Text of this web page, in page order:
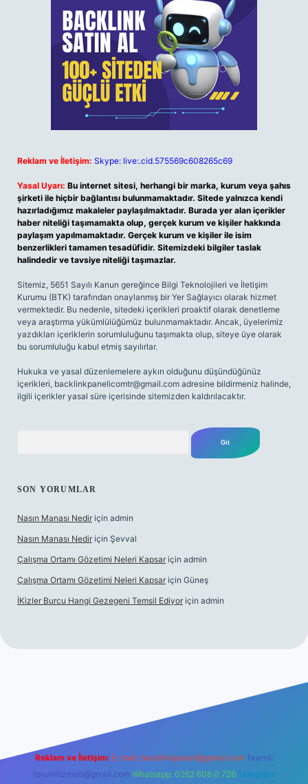
Reklam ve İletişim: Skype: live:.cid.575569c608265c69
Yasal Uyarı: Bu internet sitesi, herhangi bir marka, kurum veya şahıs
şirketi ile hiçbir bağlantısı bulunmamaktadır. Sitede yalnızca kendi
hazırladığımız makaleler paylaşılmaktadır. Burada yer alan içerikler
haber niteliği taşımamakta olup, gerçek kurum ve kişiler hakkında
paylaşım yapılmamaktadır. Gerçek kurum ve kişiler ile isim
benzerlikleri tamamen tesadüfidir. Sitemizdeki bilgiler taslak
halindedir ve tavsiye niteliği taşımazlar.
Sitemiz, 5651 Sayılı Kanun gereğince Bilgi Teknolojileri ve İletişim
Kurumu (BTK) tarafından onaylanmış bir Yer Sağlayıcı olarak hizmet
vermektedir. Bu nedenle, sitedeki içerikleri proaktif olarak denetleme
veya araştırma yükümlülüğümüz bulunmamaktadır. Ancak, üyelerimiz
yazdıkları içeriklerin sorumluluğunu taşımakta olup, siteye üye olarak
bu sorumluluğu kabul etmiş sayılırlar.
Hukuka ve yasal düzenlemelere aykırı olduğunu düşündüğünüz
içerikleri, backlinkpanelicomtr@gmail.com adresine bildirmeniz halinde,
ilgili içerikler yasal süre içerisinde sitemizden kaldırılacaktır.
SON YORUMLAR
Nasın Manası Nedir için admin
Nasın Manası Nedir için Şevval
Çalışma Ortamı Gözetimi Neleri Kapsar için admin
Çalışma Ortamı Gözetimi Neleri Kapsar için Güneş
İKizler Burcu Hangi Gezegeni Temsil Ediyor için admin
Reklam ve İletişim: E-mail: backlinkpaneli@gmail.com Teams:
forumhizmeti@gmail.com Whatsapp: 0262 606 0 726 Telegram: